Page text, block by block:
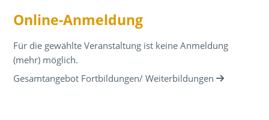
Online-Anmeldung
Für die gewählte Veranstaltung ist keine Anmeldung
(mehr) möglich.
Gesamtangebot Fortbildungen/ Weiterbildungen